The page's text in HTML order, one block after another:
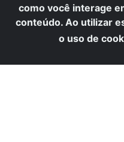
como você interage
conteúdo. Ao utilizar
o uso de